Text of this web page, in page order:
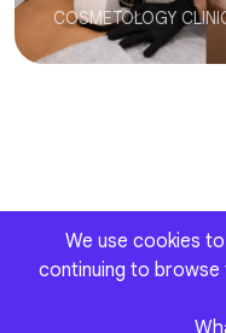
COSMETOLOGY
We use cookies
continuing to